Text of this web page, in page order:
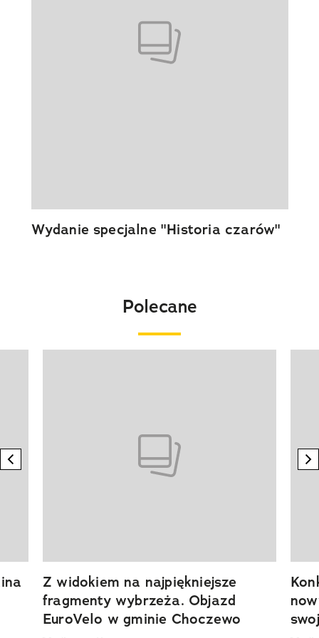
Wydanie specjalne "Historia czarów"
Polecane
previous element
Z widokiem na najpiękniejsze
fragmenty wybrzeża. Objazd
EuroVelo w gminie Choczewo